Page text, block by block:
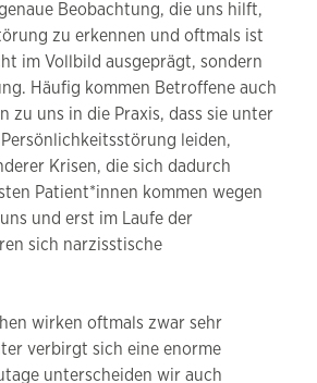
Beobachtung, die uns hilft,
zu erkennen und oftmals ist
im Vollbild ausgeprägt, sondern
Häufig kommen Betroffene auch
zu uns in die Praxis, dass sie unter
leiden,
Krisen, die sich dadurch
Patient*innen kommen wegen
und erst im Laufe der
sich narzisstische
wirken oftmals zwar sehr
verbirgt sich eine enorme
unterscheiden wir auch